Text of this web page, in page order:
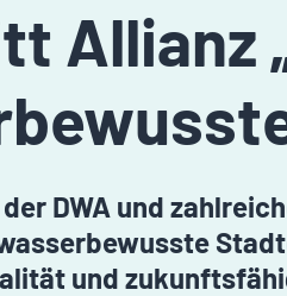
Allianz
DWA und
und